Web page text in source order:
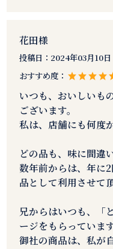
花田様
投稿日： 2024年03月10日
おすすめ度：
いつも、おいしいも
ございます。
私は、店舗にも何度
どの品も、味に間違
数年前からは、年に
品として利用させて
兄からはいつも、「
ージをもらっています
御社の商品は、私が